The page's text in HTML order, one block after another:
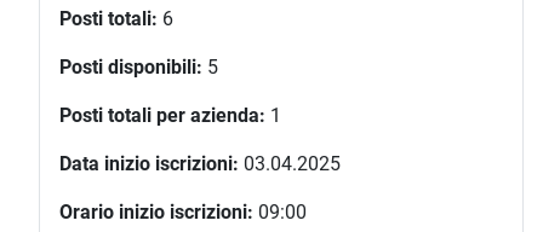
Posti totali: 6
Posti disponibili: 5
Posti totali per azienda: 1
Data inizio iscrizioni: 03.04.2025
Orario inizio iscrizioni: 09:00